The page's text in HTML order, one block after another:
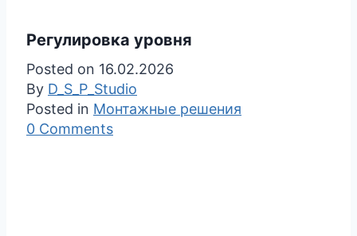
Регулировка уровня
Posted on 16.02.2026
By D_S_P_Studio
Posted in Монтажные решения
0 Comments